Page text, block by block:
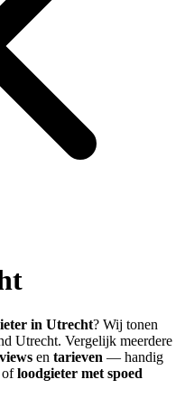
in Utrecht? Wij tonen
Utrecht. Vergelijk meerdere
en tarieven — handig
ofloodgieter met spoed